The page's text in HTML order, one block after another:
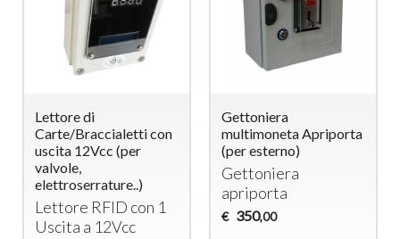
Lettore di
Carte/Braccialetti con
uscita 12Vcc (per
valvole,
elettroserrature..)
Lettore RFID con 1
Uscita a 12Vcc
Gettoniera
multimoneta Apriporta
(per esterno)
Gettoniera
apriporta
€ 350,00